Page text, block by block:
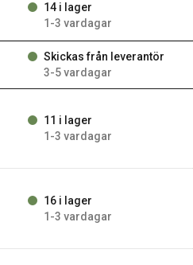
14 i lager
1-3 vardagar
Skickas från leverantör
3-5 vardagar
11 i lager
1-3 vardagar
16 i lager
1-3 vardagar